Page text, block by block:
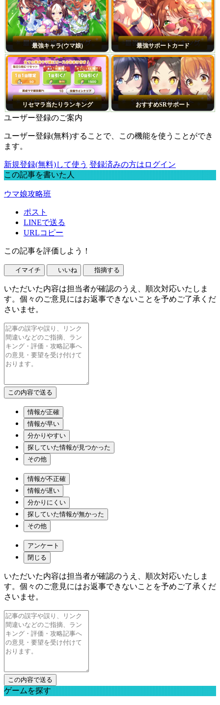
最強キャラ(ウマ娘) 最強サポートカード
リセマラ当たりランキング おすすめSRサポート
ユーザー登録のご案内
ユーザー登録(無料)することで、この機能を使うことができ
ます。
新規登録(無料)して使う 登録済みの方はログイン
この記事を書いた人
ウマ娘攻略班
ポスト
LINEで送る
URLコピー
この記事を評価しよう！
イマイチ いいね 指摘する
いただいた内容は担当者が確認のうえ、順次対応いたしま
す。個々のご意見にはお返事できないことを予めご了承くだ
さいませ。
情報が正確
情報が早い
分かりやすい
探していた情報が見つかった
その他
情報が不正確
情報が遅い
分かりにくい
探していた情報が無かった
その他
アンケート
閉じる
いただいた内容は担当者が確認のうえ、順次対応いたしま
す。個々のご意見にはお返事できないことを予めご了承くだ
さいませ。
ゲームを探す